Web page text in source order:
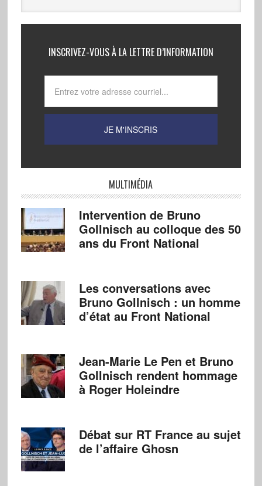
INSCRIVEZ-VOUS À LA LETTRE D’INFORMATION
MULTIMÉDIA
Intervention de Bruno
Gollnisch au colloque des 50
ans du Front National
Les conversations avec
Bruno Gollnisch : un homme
d’état au Front National
Jean-Marie Le Pen et Bruno
Gollnisch rendent hommage
à Roger Holeindre
Débat sur RT France au sujet
de l’affaire Ghosn